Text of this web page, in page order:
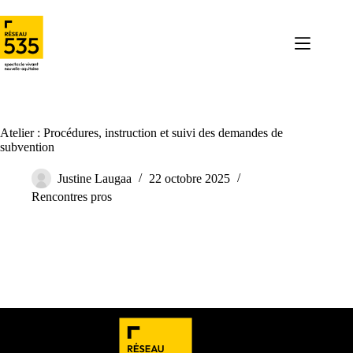
Atelier : Procédures, instruction et suivi des demandes de
subvention
Justine Laugaa
22 octobre 2025
Rencontres pros